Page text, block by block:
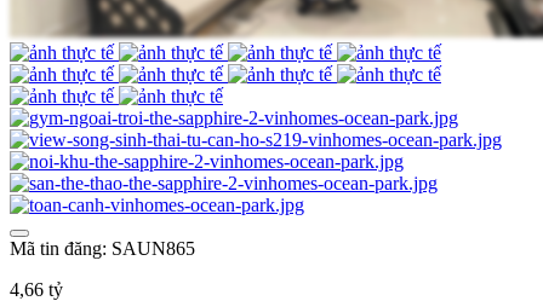
Mã tin đăng: SAUN865
4,66 tỷ